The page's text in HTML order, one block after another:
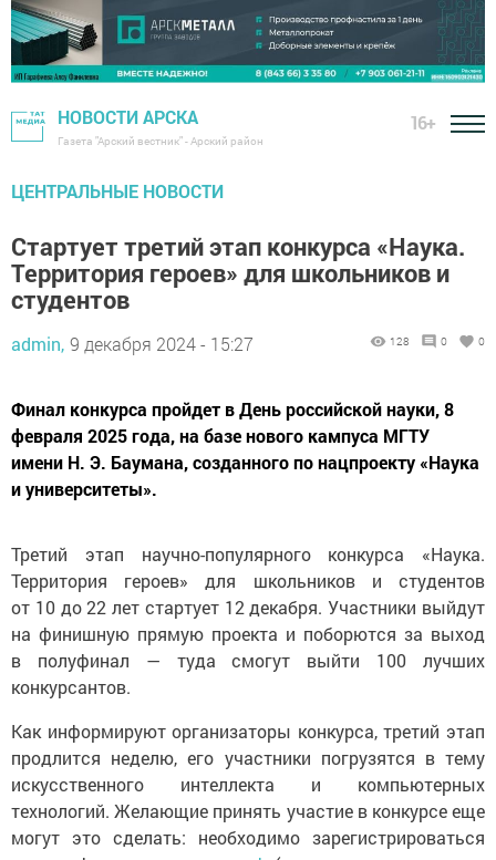
НОВОСТИ АРСКА
Газета "Арский вестник" - Арский район
16+
ЦЕНТРАЛЬНЫЕ НОВОСТИ
Стартует третий этап конкурса «Наука.
Территория героев» для школьников и
студентов
admin, 9 декабря 2024 - 15:27 128 0 0
Финал конкурса пройдет в День российской науки, 8
февраля 2025 года, на базе нового кампуса МГТУ
имени Н. Э. Баумана, созданного по нацпроекту «Наука
и университеты».
Третий этап научно-популярного конкурса «Наука.
Территория героев» для школьников и студентов
от 10 до 22 лет стартует 12 декабря. Участники выйдут
на финишную прямую проекта и поборются за выход
в полуфинал — туда смогут выйти 100 лучших
конкурсантов.
Как информируют организаторы конкурса, третий этап
продлится неделю, его участники погрузятся в тему
искусственного интеллекта и компьютерных
технологий. Желающие принять участие в конкурсе еще
могут это сделать: необходимо зарегистрироваться